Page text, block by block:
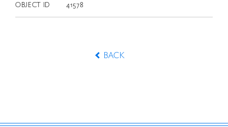
OBJECT ID 41578
BACK